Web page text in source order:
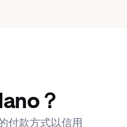
？
付款方式以信用